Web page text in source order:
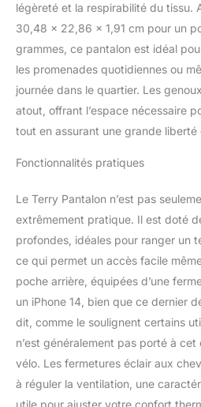
coupe
loisirs
vélo
100 %
le.
légèreté et la respirabilité du tissu.
30,48 x 22,86 x 1,91 cm pour un
grammes, ce pantalon est idéal
les promenades quotidiennes ou
journée dans le quartier. Les
atout, offrant l’espace nécessaire
tout en assurant une grande liberté
Fonctionnalités pratiques
Le Terry Pantalon n’est pas
extrêmement pratique. Il est doté
profondes, idéales pour ranger un
ce qui permet un accès facile
poche arrière, équipées d’une
un iPhone 14, bien que ce dernier
dit, comme le soulignent certains
n’est généralement pas porté à cet
vélo. Les fermetures éclair aux
à réguler la ventilation, une